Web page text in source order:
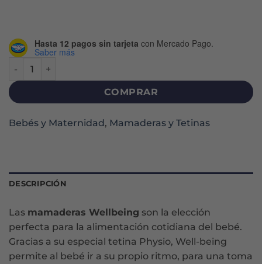
Hasta 12 pagos sin tarjeta con Mercado Pago.
Saber más
COMPRAR
Bebés y Maternidad, Mamaderas y Tetinas
DESCRIPCIÓN
Las mamaderas Wellbeing son la elección
perfecta para la alimentación cotidiana del bebé.
Gracias a su especial tetina Physio, Well-being
permite al bebé ir a su propio ritmo, para una toma